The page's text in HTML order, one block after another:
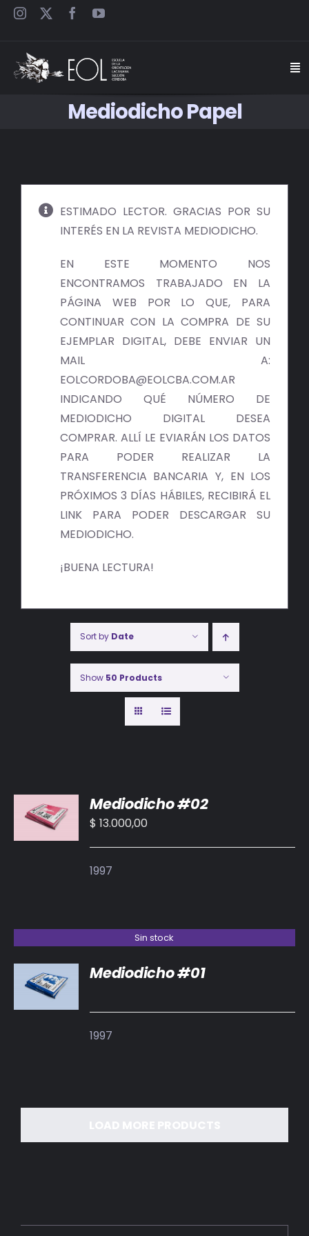
Saltar
JORNADAS
MEDIODICHO
ACTUALIDAD
CONTACTO
Mediodicho Papel
ESTIMADO LECTOR. GRACIAS POR SU
INTERÉS EN LA REVISTA MEDIODICHO.
EN ESTE MOMENTO NOS
ENCONTRAMOS TRABAJADO EN LA
PÁGINA WEB POR LO QUE, PARA
CONTINUAR CON LA COMPRA DE SU
EJEMPLAR DIGITAL, DEBE ENVIAR UN
MAIL A:
EOLCORDOBA@EOLCBA.COM.AR
INDICANDO QUÉ NÚMERO DE
MEDIODICHO DIGITAL DESEA
COMPRAR. ALLÍ LE EVIARÁN LOS DATOS
PARA PODER REALIZAR LA
TRANSFERENCIA BANCARIA Y, EN LOS
PRÓXIMOS 3 DÍAS HÁBILES, RECIBIRÁ EL
LINK PARA PODER DESCARGAR SU
MEDIODICHO.
¡BUENA LECTURA!
Sort by Date
Show 50 Products
AL
CARRITO
/
Mediodicho #02
$ 13.000,00
1997
Sin stock
DETALLES
Mediodicho #01
1997